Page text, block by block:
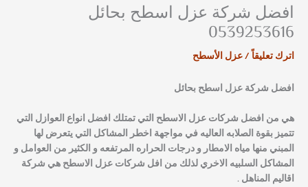
افضل شركة عزل اسطح بحائل
0539253616
اترك تعليقاً/عزل الأسطح
افضل شركة عزل اسطح بحائل
هي من افضل شركات عزل الاسطح التي تمتلك افضل انواع العوازل التي
تتميز بقوة الصلابه العاليه في مواجهة اخطر المشاكل التي يتعرض لها
المبني منها مياه الامطار و درجات الحراره المرتفعه و الكثير من العوامل و
المشاكل السلبيه الاخري لذلك من افل شركات عزل الاسطح هي شركة
اقاليم المناهل .